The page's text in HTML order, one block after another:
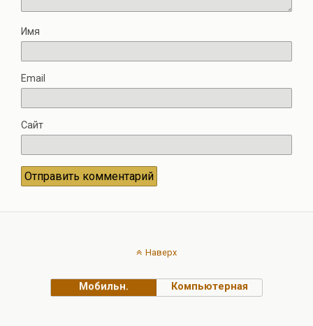
Имя
Email
Сайт
Наверх
Мобильн. Компьютерная